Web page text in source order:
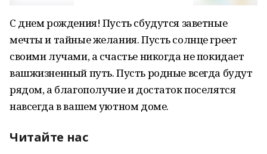
С днем рождения! Пусть сбудутся заветные
мечты и тайные желания. Пусть солнце греет
своими лучами, а счастье никогда не покидает
вашжизненный путь. Пусть родные всегда будут
рядом, а благополучие и достаток поселятся
навсегда в вашем уютном доме.
Читайте нас